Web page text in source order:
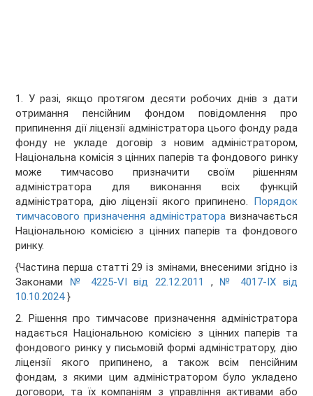
1. У разі, якщо протягом десяти робочих днів з дати
отримання пенсійним фондом повідомлення про
припинення дії ліцензії адміністратора цього фонду рада
фонду не укладе договір з новим адміністратором,
Національна комісія з цінних паперів та фондового ринку
може тимчасово призначити своїм рішенням
адміністратора для виконання всіх функцій
адміністратора, дію ліцензії якого припинено. Порядок
тимчасового призначення адміністраторавизначається
Національною комісією з цінних паперів та фондового
ринку.
{Частина перша статті 29 із змінами, внесеними згідно із
Законами № 4225-VI від 22.12.2011 , № 4017-IX від
10.10.2024}
2. Рішення про тимчасове призначення адміністратора
надається Національною комісією з цінних паперів та
фондового ринку у письмовій формі адміністратору, дію
ліцензії якого припинено, а також всім пенсійним
фондам, з якими цим адміністратором було укладено
договори, та їх компаніям з управління активами або